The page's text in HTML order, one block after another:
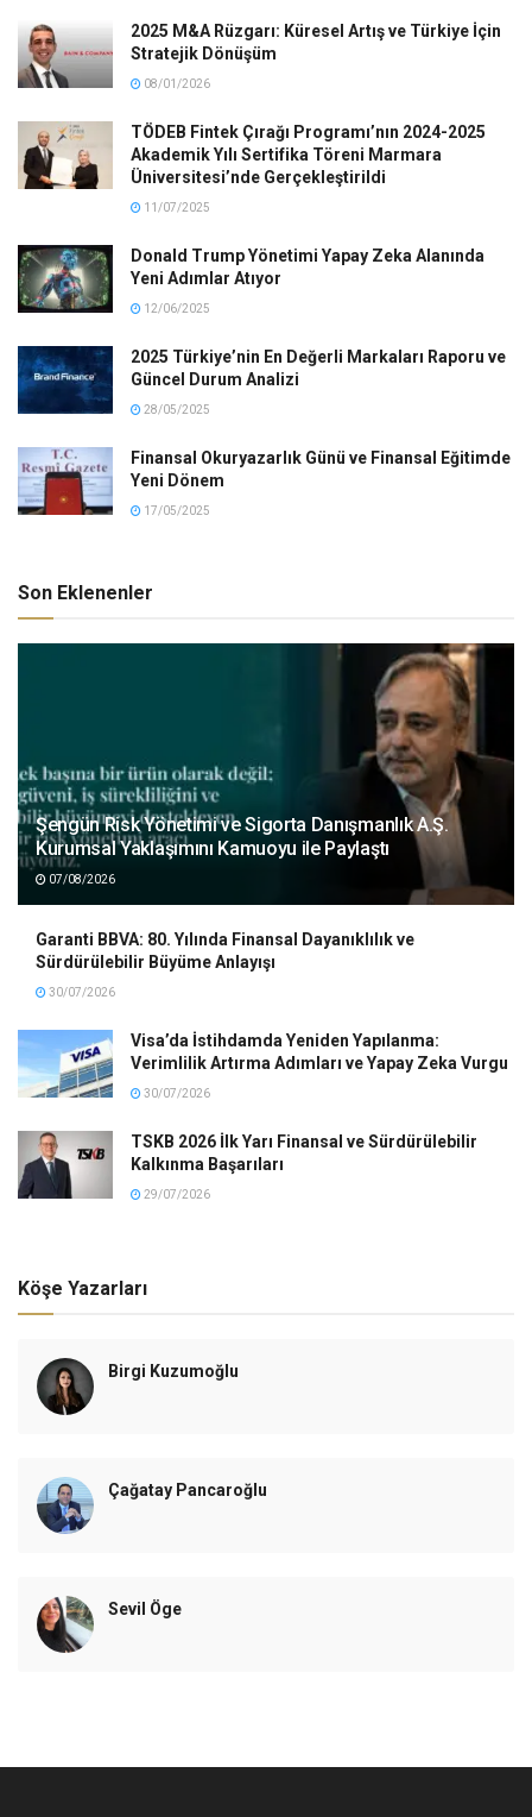
2025 M&A Rüzgarı: Küresel Artış ve Türkiye İçin
Stratejik Dönüşüm
08/01/2026
TÖDEB Fintek Çırağı Programı’nın 2024-2025
Akademik Yılı Sertifika Töreni Marmara
Üniversitesi’nde Gerçekleştirildi
11/07/2025
Donald Trump Yönetimi Yapay Zeka Alanında
Yeni Adımlar Atıyor
12/06/2025
2025 Türkiye’nin En Değerli Markaları Raporu ve
Güncel Durum Analizi
28/05/2025
Finansal Okuryazarlık Günü ve Finansal Eğitimde
Yeni Dönem
17/05/2025
Son Eklenenler
Şengün Risk Yönetimi ve Sigorta Danışmanlık A.Ş.
Kurumsal Yaklaşımını Kamuoyu ile Paylaştı
07/08/2026
Garanti BBVA: 80. Yılında Finansal Dayanıklılık ve
Sürdürülebilir Büyüme Anlayışı
30/07/2026
Visa’da İstihdamda Yeniden Yapılanma:
Verimlilik Artırma Adımları ve Yapay Zeka Vurgu
30/07/2026
TSKB 2026 İlk Yarı Finansal ve Sürdürülebilir
Kalkınma Başarıları
29/07/2026
Köşe Yazarları
Birgi Kuzumoğlu
Çağatay Pancaroğlu
Sevil Öge